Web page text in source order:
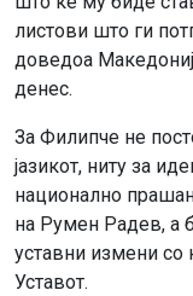
листови што ги
доведоа
денес.
За Филипче не
јазикот, ниту за
национално
на Румен Радев, а
уставни измени со
Уставот.